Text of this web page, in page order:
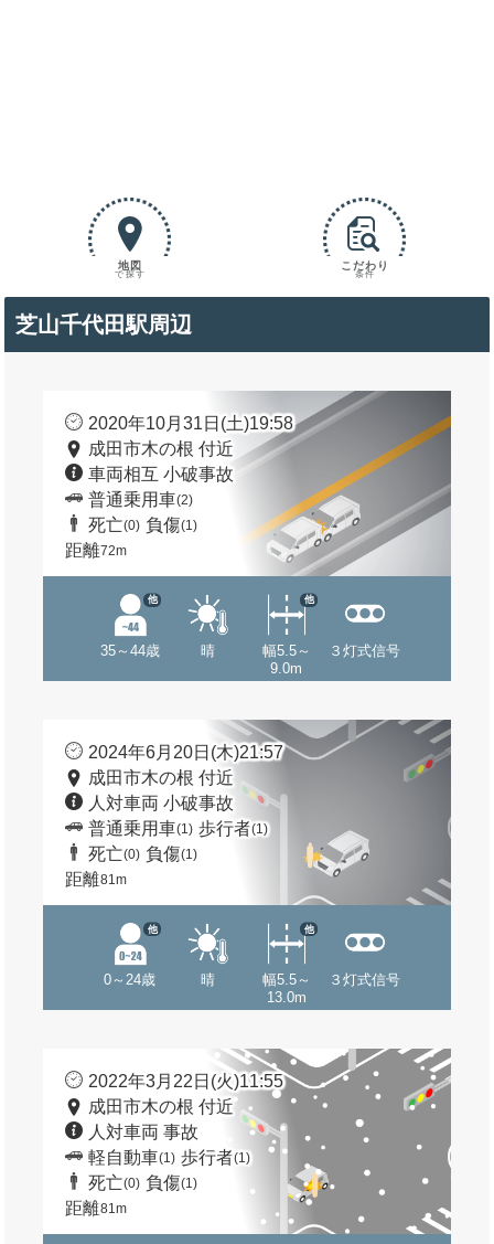
地図
で探す
こだわり
条件
芝山千代田駅周辺
2020年10月31日(土)19:58
成田市木の根 付近
車両相互 小破事故
普通乗用車(2)
死亡(0) 負傷(1)
距離72m
35～44歳
他
晴
幅5.5～
9.0m
他
３灯式信号
2024年6月20日(木)21:57
成田市木の根 付近
人対車両 小破事故
普通乗用車(1) 歩行者(1)
死亡(0) 負傷(1)
距離81m
0～24歳
他
晴
幅5.5～
13.0m
他
３灯式信号
2022年3月22日(火)11:55
成田市木の根 付近
人対車両 事故
軽自動車(1) 歩行者(1)
死亡(0) 負傷(1)
距離81m